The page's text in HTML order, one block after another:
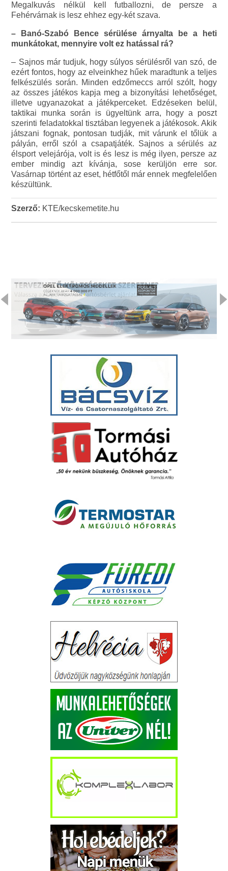
Megalkuvás nélkül kell futballozni, de persze a
Fehérvárnak is lesz ehhez egy-két szava.
– Banó-Szabó Bence sérülése árnyalta be a heti
munkátokat, mennyire volt ez hatással rá?
– Sajnos már tudjuk, hogy súlyos sérülésről van szó, de
ezért fontos, hogy az elveinkhez hűek maradtunk a teljes
felkészülés során. Minden edzőmeccs arról szólt, hogy
az összes játékos kapja meg a bizonyítási lehetőséget,
illetve ugyanazokat a játékperceket. Edzéseken belül,
taktikai munka során is ügyeltünk arra, hogy a poszt
szerinti feladatokkal tisztában legyenek a játékosok. Akik
játszani fognak, pontosan tudják, mit várunk el tőlük a
pályán, erről szól a csapatjáték. Sajnos a sérülés az
élsport velejárója, volt is és lesz is még ilyen, persze az
ember mindig azt kívánja, sose kerüljön erre sor.
Vasárnap történt az eset, hétfőtől már ennek megfelelően
készültünk.
Szerző: KTE/kecskemetite.hu